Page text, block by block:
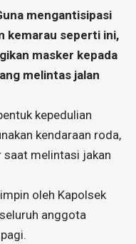
mengantisipasi
kemarau seperti ini,
masker kepada
melintas jalan
kepedulian
kendaraan roda,
melintasi jakan
oleh Kapolsek
anggota